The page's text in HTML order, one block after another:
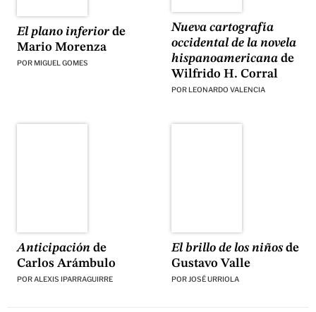
El plano inferiorde
Mario Morenza
POR MIGUEL GOMES
Nueva cartografía
occidental de la novela
hispanoamericanade
Wilfrido H. Corral
POR LEONARDO VALENCIA
Anticipaciónde
Carlos Arámbulo
PORALEXIS IPARRAGUIRRE
El brillo de los niñosde
Gustavo Valle
POR JOSÉ URRIOLA